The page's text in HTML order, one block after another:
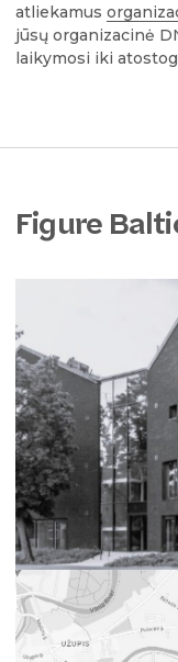
atliekamus
jūsų organizacinė
laikymosi iki
Figure